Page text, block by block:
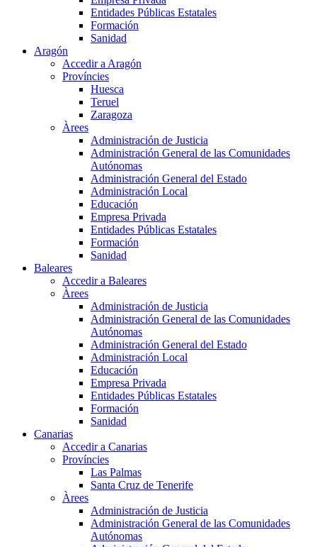
Entidades Públicas Estatales
Formación
Sanidad
Aragón
Accedir a Aragón
Províncies
Huesca
Teruel
Zaragoza
Àrees
Administración de Justicia
Administración General de las Comunidades
Autónomas
Administración General del Estado
Administración Local
Educación
Empresa Privada
Entidades Públicas Estatales
Formación
Sanidad
Baleares
Accedir a Baleares
Àrees
Administración de Justicia
Administración General de las Comunidades
Autónomas
Administración General del Estado
Administración Local
Educación
Empresa Privada
Entidades Públicas Estatales
Formación
Sanidad
Canarias
Accedir a Canarias
Províncies
Las Palmas
Santa Cruz de Tenerife
Àrees
Administración de Justicia
Administración General de las Comunidades
Autónomas